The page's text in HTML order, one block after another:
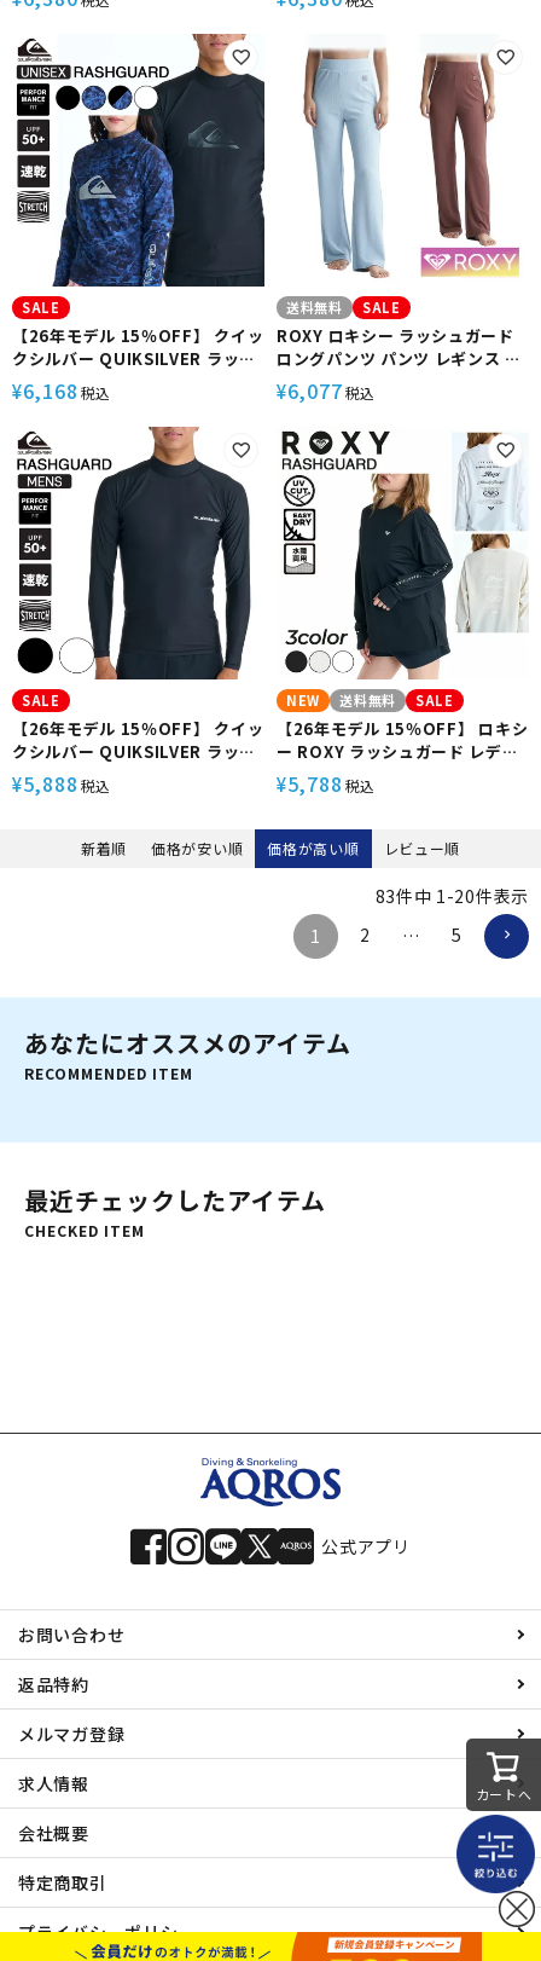
パンツ 水着 30代 40代 50代 体型
カバー ゆったり UVカット 水陸両
用 プール 海 ランニング ヨガ 接
触冷感 ヘレイワホ 運動 スポーツ
夏
代 50代 体型カバー ゆったり UV
ング ヨガ 接触冷感 ヘレイワホ 運
動 スポーツ 夏
SALE
【26年モデル 15％OFF】 クイッ
クシルバー QUIKSILVER ラッシ
ュガード メンズ 長袖 ハイネック
UPF50+ 速乾 4WAYストレッチ
トリコット パフォーマンスフィ
ット ユニセックス サーフィン
ALL TIME LR QLY261002
¥6,168 税込
送料無料 SALE
ROXY ロキシー ラッシュガード
ロングパンツ パンツ レギンス ト
レンカ マリンカ レディース uv
ガード UVカット シンプル 体型カ
バー カバーアップ 30代 40代 50
代 シュノーケリング プール イン
ナー RLY241046 LIBERTY
PANTS
¥6,077税込
SALE
【26年モデル 15％OFF】 クイッ
クシルバー QUIKSILVER ラッシ
ュガード メンズ 長袖 ハイネック
UPF50+ 速乾 4WAYストレッチ
ット サーフィン 海 OMNI LR
¥5,888 税込
NEW 送料無料 SALE
【26年モデル 15％OFF】 ロキシ
ー ROXY ラッシュガード レディ
ース 長袖 塩素対応 UVカット 水
陸両用 サムホール スリット 軽量
アウトドア HISTORICAL LOGO
L/S RLY261036
¥5,788 税込
新着順 価格が安い順 価格が高い順 レビュー順
83件中 1-20件表示
1
2 … 5
あなたにオススメのアイテム
RECOMMENDED ITEM
最近チェックしたアイテム
CHECKED ITEM
カートへ
公式アプリ
お問い合わせ
返品特約
メルマガ登録
求人情報
会社概要
特定商取引
プライバシーポリシー